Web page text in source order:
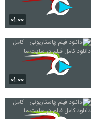
۰۱:۰۰
۰۱:۰۰